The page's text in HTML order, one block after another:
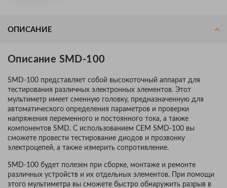
ОПИСАНИЕ
Описание SMD-100
SMD-100 представляет собой высокоточный аппарат для
тестирования различных электронных элементов. Этот
мультиметр имеет сменную головку, предназначенную для
автоматического определения параметров и проверки
напряжения переменного и постоянного тока, а также
компонентов SMD. С использованием CEM SMD-100 вы
сможете провести тестирование диодов и прозвонку
электроцепей, а также измерить сопротивление.
SMD-100 будет полезен при сборке, монтаже и ремонте
различных устройств и их отдельных элементов. При помощи
этого мультиметра вы сможете быстро обнаружить разрыв в